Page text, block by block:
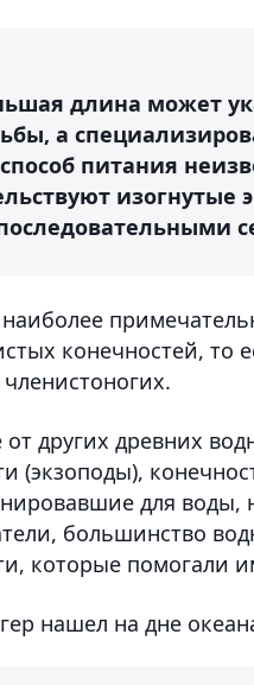
длина может
а
питания
конечностей, то
от других древних
(экзоподы),
для воды,
большинство
которые помогали
нашел на дне